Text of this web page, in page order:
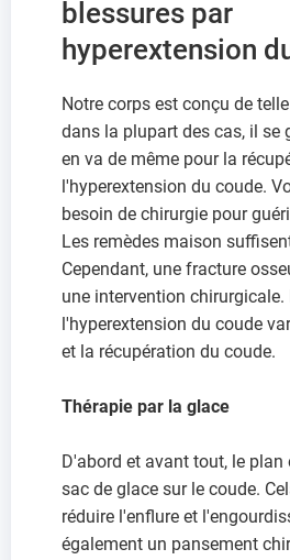
blessures par
hyperextension
Notre corps est conçu de
dans la plupart des cas, il se
en va de même pour la
l'hyperextension du coude.
besoin de chirurgie pour
Les remèdes maison
Cependant, une fracture
une intervention
l'hyperextension du coude
et la récupération du coude.
Thérapie par la glace
D'abord et avant tout, le
sac de glace sur le coude.
réduire l'enflure et
également un pansement